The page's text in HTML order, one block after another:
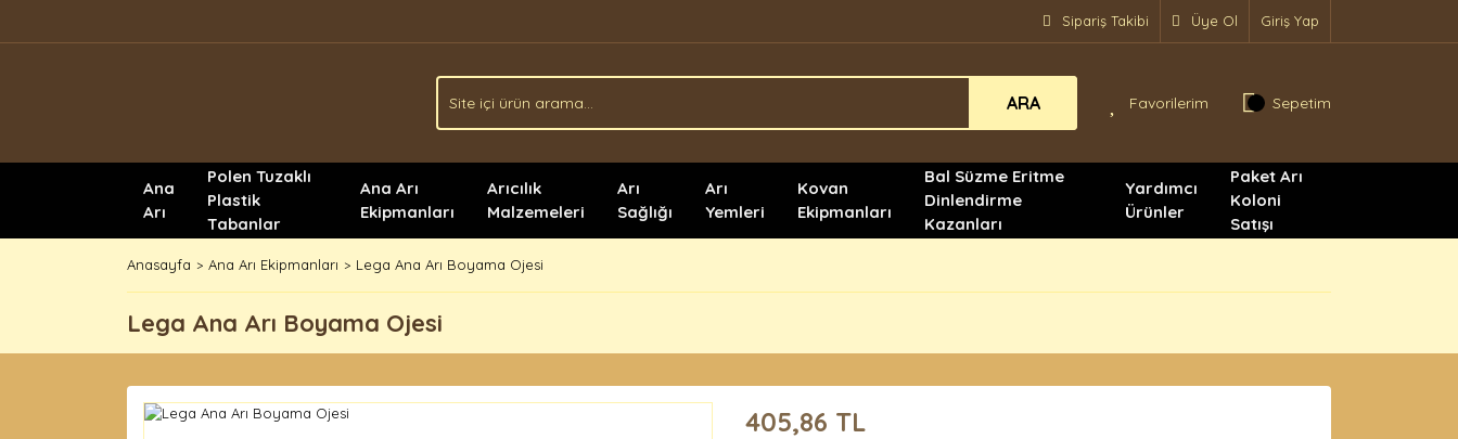
Sipariş Takibi Üye Ol Giriş Yap
ARA Favorilerim Sepetim
Ana
Arı
Polen Tuzaklı
Plastik
Tabanlar
Ana Arı
Ekipmanları
Arıcılık
Malzemeleri
Arı
Sağlığı
Arı
Yemleri
Kovan
Ekipmanları
Bal Süzme Eritme
Dinlendirme
Kazanları
Yardımcı
Ürünler
Paket Arı
Koloni
Satışı
Anasayfa Ana Arı Ekipmanları Lega Ana Arı Boyama Ojesi
Lega Ana Arı Boyama Ojesi
405,86 TL